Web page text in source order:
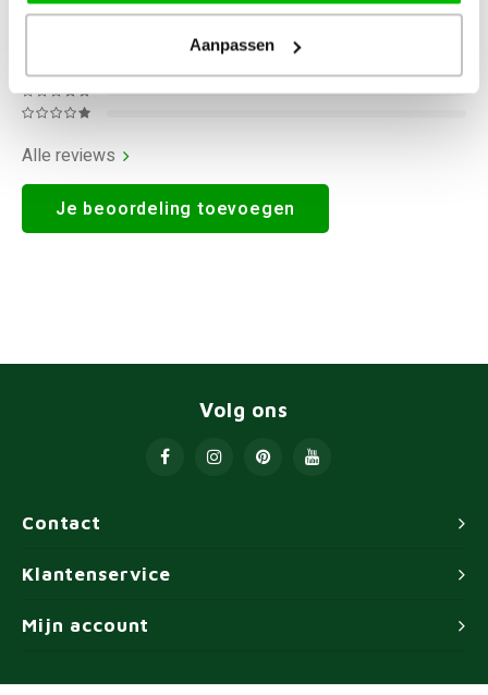
Aanpassen
Alle reviews
Je beoordeling toevoegen
Contact
Volg ons
Klantenservice
Mijn account